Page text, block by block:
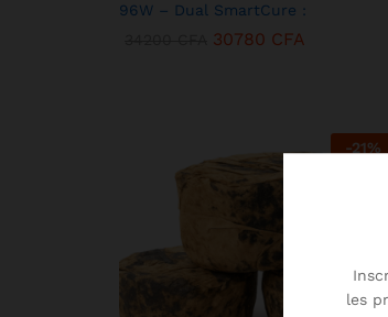
96W – Dual SmartCure :
30780 CFA
-21%
les